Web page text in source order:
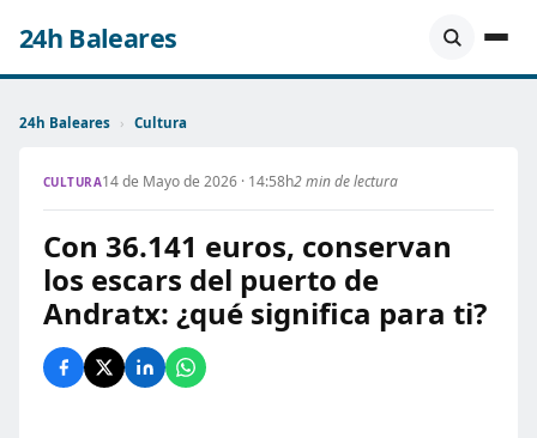
24h Baleares
24h Baleares › Cultura
CULTURA14 de Mayo de 2026 · 14:58h2 min de lectura
Con 36.141 euros, conservan
los escars del puerto de
Andratx: ¿qué significa para ti?